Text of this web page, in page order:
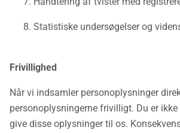
Statistiske undersøgelser og
Frivillighed
Når vi indsamler personoplysninger
personoplysningerne frivilligt. Du er
give disse oplysninger til os.